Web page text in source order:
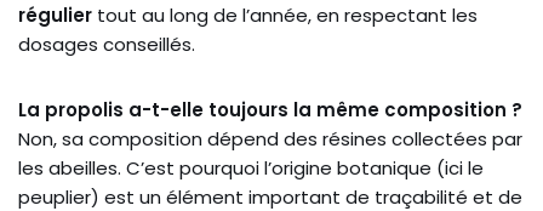
régulier tout au long de l’année, en respectant les
dosages conseillés.
La propolis a-t-elle toujours la même composition ?
Non, sa composition dépend des résines collectées par
les abeilles. C’est pourquoi l’origine botanique (ici le
peuplier) est un élément important de traçabilité et de